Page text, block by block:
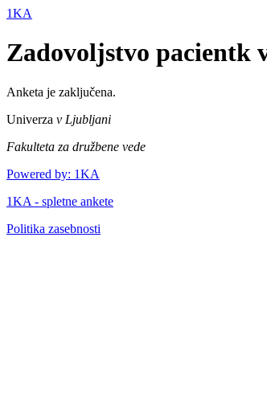
1KA
Zadovoljstvo pacientk
Anketa je zaključena.
Univerza v Ljubljani
Fakulteta za družbene vede
Powered by: 1KA
1KA - spletne ankete
Politika zasebnosti